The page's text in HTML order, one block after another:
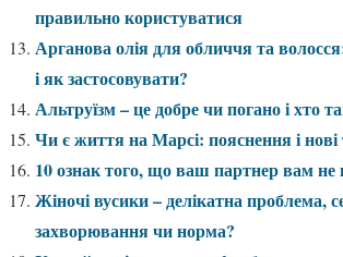
правильно користуватися
Арганова олія для обличчя та
і як застосовувати?
Альтруїзм – це добре чи погано і хто
Чи є життя на Марсі: пояснення і нові
10 ознак того, що ваш партнер вам не
Жіночі вусики – делікатна проблема,
захворювання чи норма?